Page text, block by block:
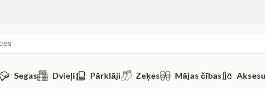
Segas Dvieļi Pārklāji Zeķes Mājas čības
200×220 Viegla vasaras sega Luna Home Design 91